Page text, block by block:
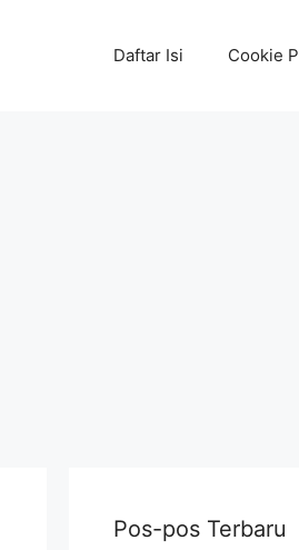
Daftar Isi Cookie
Pos-pos Terbaru